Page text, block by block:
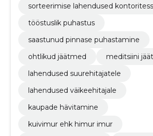
sorteerimise lahendused
tööstuslik puhastus
saastunud pinnase puhastamine
ohtlikud jäätmed
meditsiini
lahendused suurehitajatele
lahendused väikeehitajale
kaupade hävitamine
kuivimur ehk himur imur